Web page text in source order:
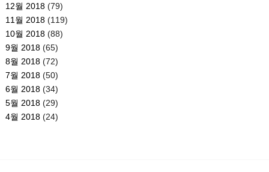
12월 2018(79)
11월 2018(119)
10월 2018(88)
9월 2018(65)
8월 2018(72)
7월 2018(50)
6월 2018(34)
5월 2018(29)
4월 2018(24)